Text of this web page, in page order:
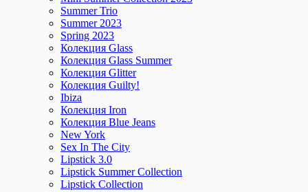
Summer Trio
Summer 2023
Spring 2023
Колекция Glass
Колекция Glass Summer
Колекция Glitter
Колекция Guilty!
Ibiza
Колекция Iron
Колекция Blue Jeans
New York
Sex In The City
Lipstick 3.0
Lipstick Summer Collection
Lipstick Collection